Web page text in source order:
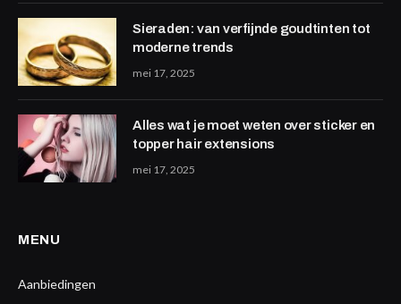
Sieraden: van verfijnde goudtinten tot
moderne trends
mei 17, 2025
Alles wat je moet weten over sticker en
topper hair extensions
mei 17, 2025
MENU
Aanbiedingen